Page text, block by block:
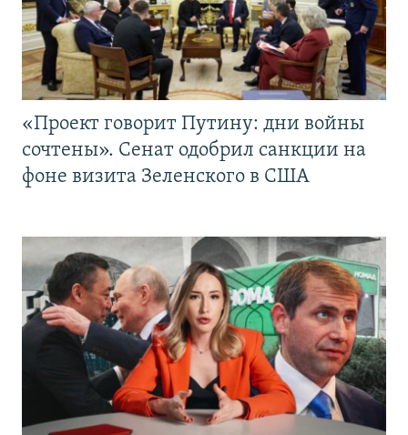
«Проект говорит Путину: дни войны
сочтены». Сенат одобрил санкции на
фоне визита Зеленского в США